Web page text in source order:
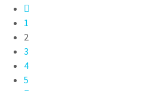
1
2
3
4
5